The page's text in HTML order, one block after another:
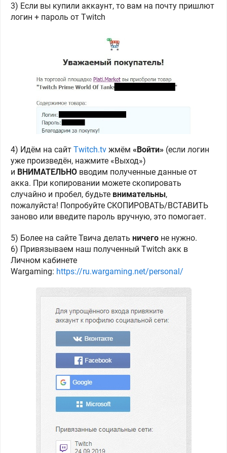
3) Если вы купили аккаунт, то вам на почту пришлют
логин + пароль от Twitch
4) Идём на сайт Twitch.tv жмём «Войти» (если логин
уже произведён, нажмите «Выход»)
и ВНИМАТЕЛЬНО вводим полученные данные от
акка. При копировании можете скопировать
случайно и пробел, будьте внимательны,
пожалуйста! Попробуйте СКОПИРОВАТЬ/ВСТАВИТЬ
заново или введите пароль вручную, это помогает.
5) Более на сайте Твича делать ничего не нужно.
6) Привязываем наш полученный Twitch акк в
Личном кабинете
Wargaming: https://ru.wargaming.net/personal/